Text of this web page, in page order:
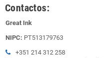
Contactos:
Great Ink
NIPC: PT513179763
+351 214 312 258